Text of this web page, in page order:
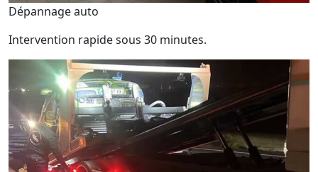
Dépannage auto
Intervention rapide sous 30 minutes.